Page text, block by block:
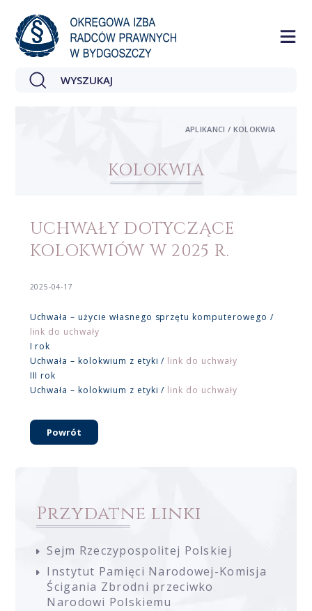
KOLOKWIA
APLIKANCI / KOLOKWIA
UCHWAŁY DOTYCZĄCE
KOLOKWIÓW W 2025 R.
2025-04-17
Uchwała – użycie własnego sprzętu komputerowego /
link do uchwały
I rok
Uchwała – kolokwium z etyki / link do uchwały
III rok
Uchwała – kolokwium z etyki / link do uchwały
Powrót
Przydatne linki
Sejm Rzeczypospolitej Polskiej
Instytut Pamięci Narodowej-Komisja
Ścigania Zbrodni przeciwko
Narodowi Polskiemu